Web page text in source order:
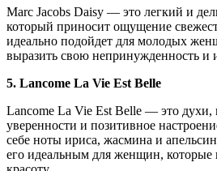
Marc Jacobs Daisy — это легкий и
который приносит ощущение
идеально подойдет для молодых
выразить свою непринужденность и
5. Lancome La Vie Est Belle
Lancome La Vie Est Belle — это духи,
уверенности и позитивное
себе ноты ириса, жасмина и
его идеальным для женщин,